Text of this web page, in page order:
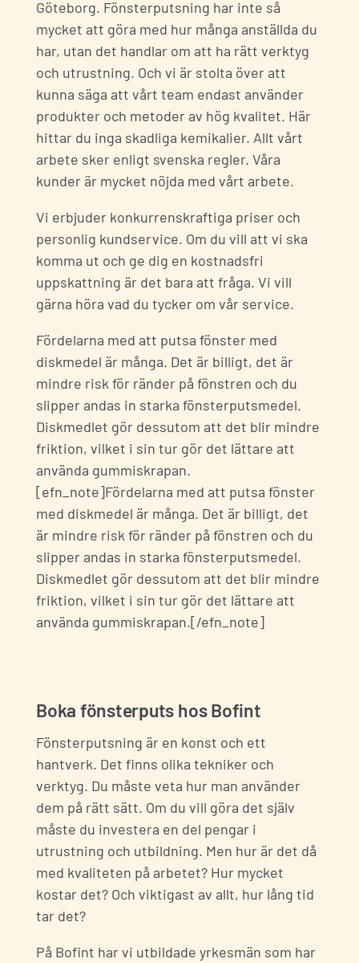
Göteborg. Fönsterputsning har inte så
mycket att göra med hur många anställda du
har, utan det handlar om att ha rätt verktyg
och utrustning. Och vi är stolta över att
kunna säga att vårt team endast använder
produkter och metoder av hög kvalitet. Här
hittar du inga skadliga kemikalier. Allt vårt
arbete sker enligt svenska regler. Våra
kunder är mycket nöjda med vårt arbete.
Vi erbjuder konkurrenskraftiga priser och
personlig kundservice. Om du vill att vi ska
komma ut och ge dig en kostnadsfri
uppskattning är det bara att fråga. Vi vill
gärna höra vad du tycker om vår service.
Fördelarna med att putsa fönster med
diskmedel är många. Det är billigt, det är
mindre risk för ränder på fönstren och du
slipper andas in starka fönsterputsmedel.
Diskmedlet gör dessutom att det blir mindre
friktion, vilket i sin tur gör det lättare att
använda gummiskrapan.
[efn_note]Fördelarna med att putsa fönster
med diskmedel är många. Det är billigt, det
är mindre risk för ränder på fönstren och du
slipper andas in starka fönsterputsmedel.
Diskmedlet gör dessutom att det blir mindre
friktion, vilket i sin tur gör det lättare att
använda gummiskrapan.[/efn_note]
Boka fönsterputs hos Bofint
Fönsterputsning är en konst och ett
hantverk. Det finns olika tekniker och
verktyg. Du måste veta hur man använder
dem på rätt sätt. Om du vill göra det själv
måste du investera en del pengar i
utrustning och utbildning. Men hur är det då
med kvaliteten på arbetet? Hur mycket
kostar det? Och viktigast av allt, hur lång tid
tar det?
På Bofint har vi utbildade yrkesmän som har